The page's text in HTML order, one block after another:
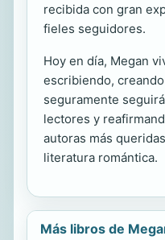
recibida con gran
fieles seguidores.
Hoy en día, Megan
escribiendo,
seguramente
lectores y
autoras más
literatura romántica.
Más libros de